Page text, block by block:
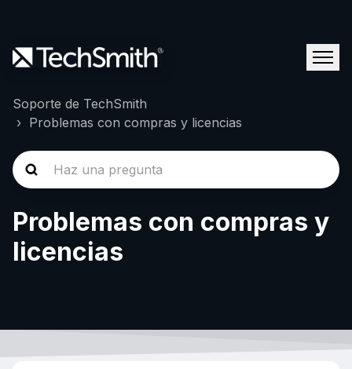
Soporte de TechSmith
Problemas con compras y licencias
Problemas con compras y
licencias